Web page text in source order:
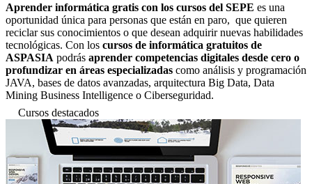
Aprender informática gratis con los cursos del SEPE es una
oportunidad única para personas que están en paro, que quieren
reciclar sus conocimientos o que desean adquirir nuevas habilidades
tecnológicas. Con los cursos de informática gratuitos de
ASPASIA podrás aprender competencias digitales desde cero o
profundizar en áreas especializadas como análisis y programación
JAVA, bases de datos avanzadas, arquitectura Big Data, Data
Mining Business Intelligence o Ciberseguridad.
Cursos destacados